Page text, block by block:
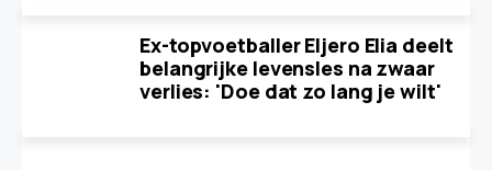
Ex-topvoetballer Eljero Elia deelt
belangrijke levensles na zwaar
verlies: 'Doe dat zo lang je wilt'